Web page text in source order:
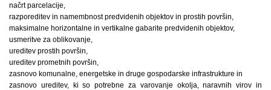
načrt parcelacije,
razporeditev in namembnost predvidenih objektov in prostih površin,
maksimalne horizontalne in vertikalne gabarite predvidenih objektov,
usmeritve za oblikovanje,
ureditev prostih površin,
ureditev prometnih površin,
zasnovo komunalne, energetske in druge gospodarske infrastrukture in
zasnovo ureditev, ki so potrebne za varovanje okolja, naravnih virov in